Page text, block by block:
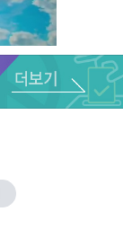
Unmute